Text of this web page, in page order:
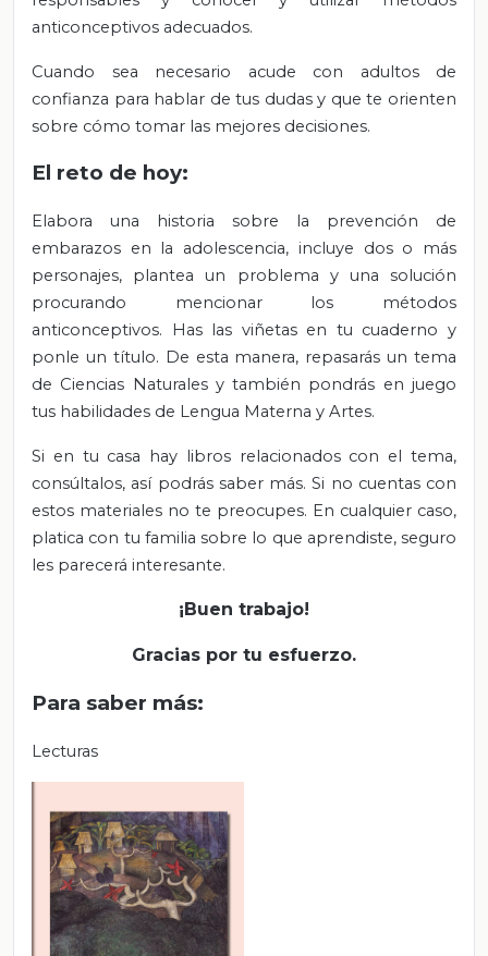
anticonceptivos adecuados.
Cuando sea necesario acude con adultos de
confianza para hablar de tus dudas y que te orienten
sobre cómo tomar las mejores decisiones.
El reto de hoy:
Elabora una historia sobre la prevención de
embarazos en la adolescencia, incluye dos o más
personajes, plantea un problema y una solución
procurando mencionar los métodos
anticonceptivos. Has las viñetas en tu cuaderno y
ponle un título. De esta manera, repasarás un tema
de Ciencias Naturales y también pondrás en juego
tus habilidades de Lengua Materna y Artes.
Si en tu casa hay libros relacionados con el tema,
consúltalos, así podrás saber más. Si no cuentas con
estos materiales no te preocupes. En cualquier caso,
platica con tu familia sobre lo que aprendiste, seguro
les parecerá interesante.
¡Buen trabajo!
Gracias por tu esfuerzo.
Para saber más:
Lecturas